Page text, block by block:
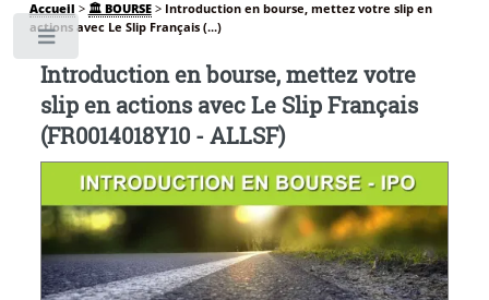
Accueil > 🏛️ BOURSE> Introduction en bourse, mettez votre slip en
actions avec Le Slip Français (...)
Introduction en bourse, mettez votre
slip en actions avec Le Slip Français
(FR0014018Y10 - ALLSF)